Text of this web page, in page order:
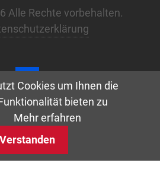
Alle Rechte vorbehalten.
Anders. – w3.de
Cookies um Ihnen die
bieten zu
Mehr erfahren
Verstanden